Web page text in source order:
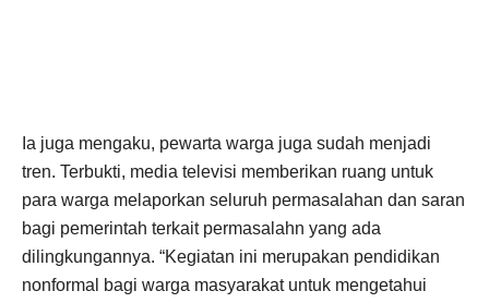
Ia juga mengaku, pewarta warga juga sudah menjadi
tren. Terbukti, media televisi memberikan ruang untuk
para warga melaporkan seluruh permasalahan dan saran
bagi pemerintah terkait permasalahn yang ada
dilingkungannya. “Kegiatan ini merupakan pendidikan
nonformal bagi warga masyarakat untuk mengetahui